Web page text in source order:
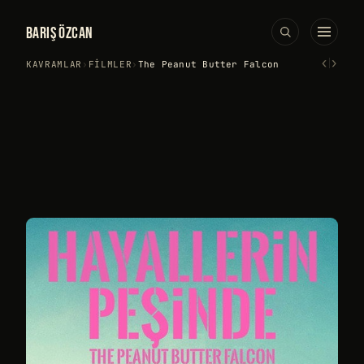
BARIŞ ÖZCAN
KAVRAMLAR › FILMLER › The Peanut Butter Falcon ‹›